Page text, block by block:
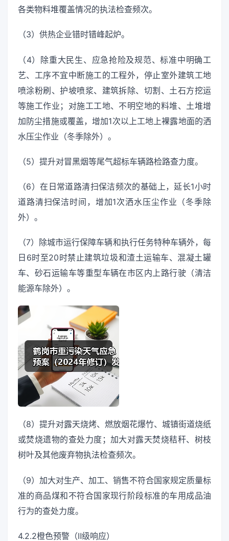
各类物料堆覆盖情况的执法检查频次。
（3）供热企业错时错峰起炉。
（4）除重大民生、应急抢险及规范、标准中明确工
艺、工序不宜中断施工的工程外，停止室外建筑工地
喷涂粉刷、护坡喷浆、建筑拆除、切割、土石方挖运
等施工作业；对施工工地、不明空地的料堆、土堆增
加防尘措施或覆盖，增加1次以上工地上裸露地面的洒
水压尘作业（冬季除外）。
（5）提升对冒黑烟等尾气超标车辆路检路查力度。
（6）在日常道路清扫保洁频次的基础上，延长1小时
道路清扫保洁时间，增加1次洒水压尘作业（冬季除
外）。
（7）除城市运行保障车辆和执行任务特种车辆外，每
日6时至20时禁止建筑垃圾和渣土运输车、混凝土罐
车、砂石运输车等重型车辆在市区内上路行驶（清洁
能源车除外）。
（8）提升对露天烧烤、燃放烟花爆竹、城镇街道烧纸
或焚烧遗物的查处力度；加大对露天焚烧秸秆、树枝
树叶及其他废弃物执法检查频次。
（9）加大对生产、加工、销售不符合国家规定质量标
准的商品煤和不符合国家现行阶段标准的车用成品油
行为的查处力度。
4.2.2橙色预警（Ⅱ级响应）